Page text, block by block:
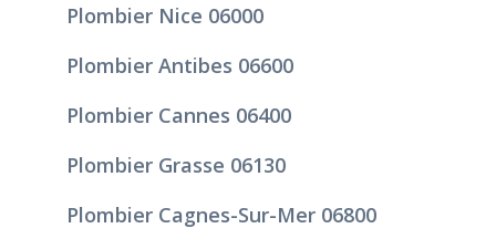
Plombier Nice 06000
Plombier Antibes 06600
Plombier Cannes 06400
Plombier Grasse 06130
Plombier Cagnes-Sur-Mer 06800